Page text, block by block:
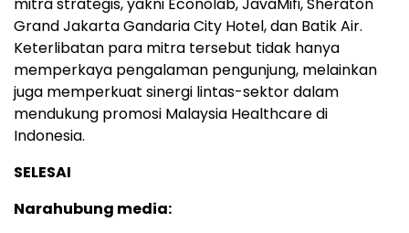
Grand Jakarta Gandaria City Hotel, dan Batik Air.
Keterlibatan para mitra tersebut tidak hanya
memperkaya pengalaman pengunjung, melainkan
juga memperkuat sinergi lintas-sektor dalam
mendukung promosi Malaysia Healthcare di
Indonesia.
SELESAI
Narahubung media: